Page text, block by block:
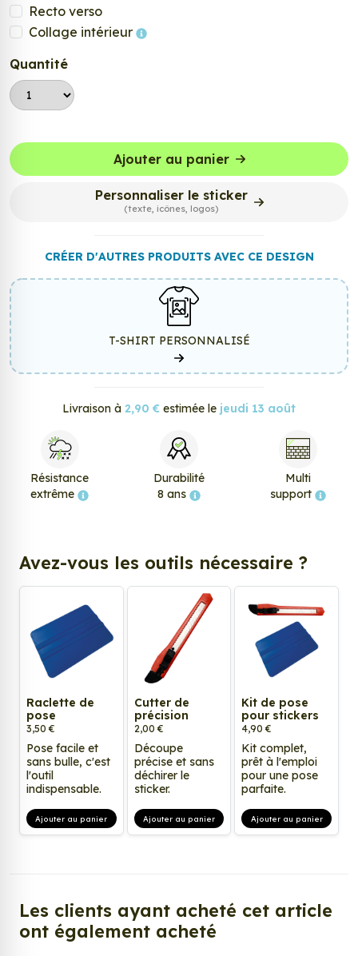
Recto verso
Collage intérieur
Quantité
Ajouter au panier
Personnaliser le sticker
(texte, icônes, logos)
CRÉER D'AUTRES PRODUITS AVEC CE DESIGN
T-SHIRT PERSONNALISÉ
Livraison à 2,90 € estimée le jeudi 13 août
Résistance
extrême
Durabilité
8 ans
Multi
support
Avez-vous les outils nécessaire ?
Raclette de
pose
3,50 €
Pose facile et
sans bulle, c'est
l'outil
indispensable.
Ajouter au panier
Cutter de
précision
2,00 €
Découpe
précise et sans
déchirer le
sticker.
Ajouter au panier
Kit de pose
pour stickers
4,90 €
Kit complet,
prêt à l'emploi
pour une pose
parfaite.
Ajouter au panier
Les clients ayant acheté cet article
ont également acheté